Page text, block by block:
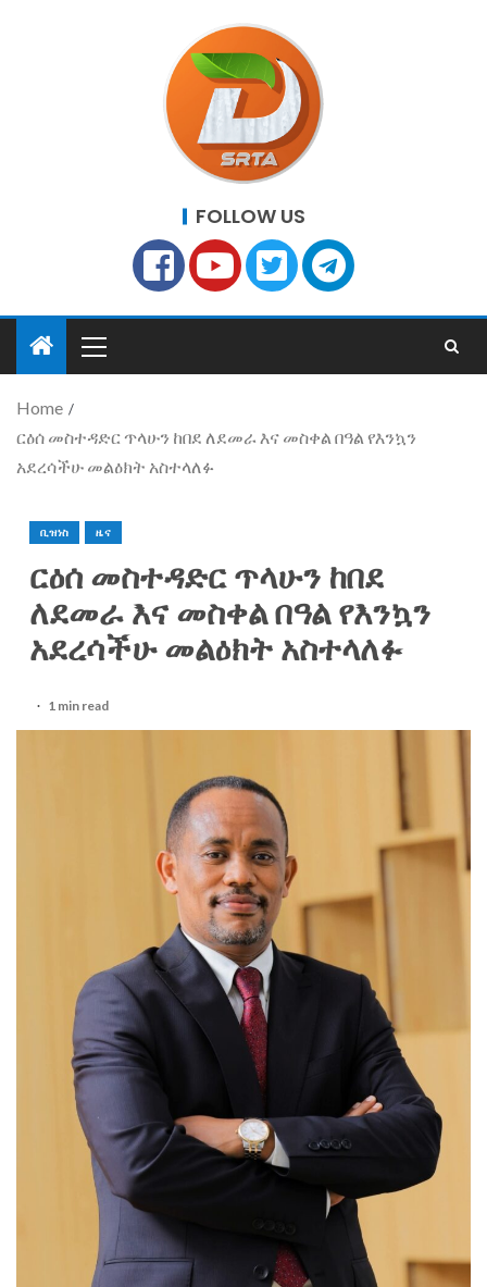
FOLLOW US
Home
ርዕሰ መስተዳድር ጥላሁን ከበደ ለደመራ እና መስቀል በዓል የእንኳን
አደረሳችሁ መልዕክት አስተላለፉ
ቢዝነስ ዜና
ርዕሰ መስተዳድር ጥላሁን ከበደ
ለደመራ እና መስቀል በዓል የእንኳን
አደረሳችሁ መልዕክት አስተላለፉ
1 min read